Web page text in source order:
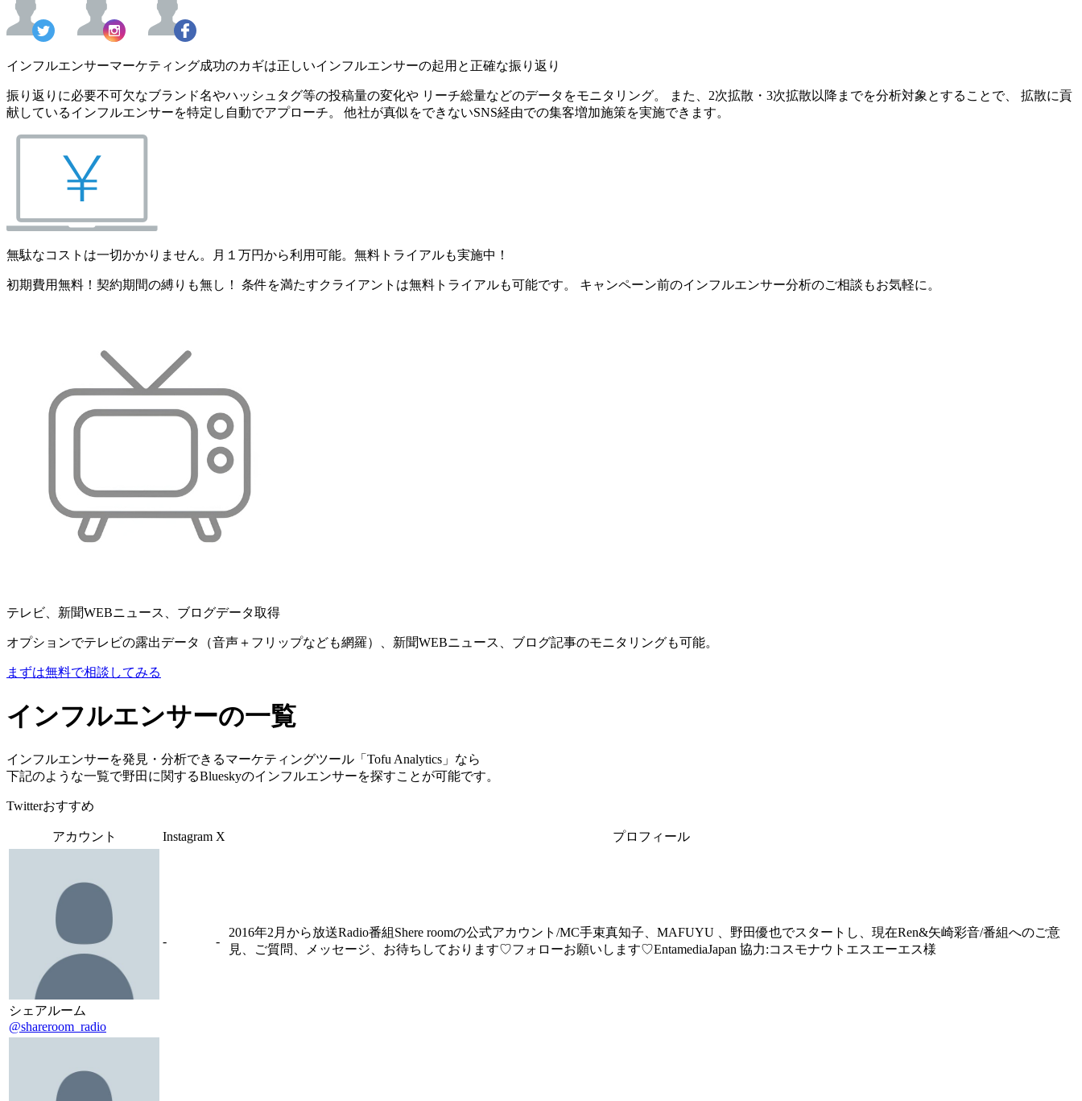
インフルエンサーマーケティング成功のカギは正しいインフルエンサーの起用と正確な振り返り
振り返りに必要不可欠なブランド名やハッシュタグ等の投稿量の変化や リーチ総量などのデータをモニタリング。 また、2次拡散・3次拡散以降までを分析対象とすることで、 拡散に貢
献しているインフルエンサーを特定し自動でアプローチ。 他社が真似をできないSNS経由での集客増加施策を実施できます。
無駄なコストは一切かかりません。月１万円から利用可能。無料トライアルも実施中！
初期費用無料！契約期間の縛りも無し！ 条件を満たすクライアントは無料トライアルも可能です。 キャンペーン前のインフルエンサー分析のご相談もお気軽に。
テレビ、新聞WEBニュース、ブログデータ取得
オプションでテレビの露出データ（音声＋フリップなども網羅）、新聞WEBニュース、ブログ記事のモニタリングも可能。
まずは無料で相談してみる
インフルエンサーの一覧
インフルエンサーを発見・分析できるマーケティングツール「Tofu Analytics」なら
下記のような一覧で野田に関するBlueskyのインフルエンサーを探すことが可能です。
Twitterおすすめ
アカウント Instagram X プロフィール
シェアルーム
@shareroom_radio
- -
2016年2月から放送Radio番組Shere roomの公式アカウント/MC手束真知子、MAFUYU 、野田優也でスタートし、現在Ren&矢崎彩音/番組へのご意
見、ご質問、メッセージ、お待ちしております♡フォローお願いします♡EntamediaJapan 協力:コスモナウトエスエーエス様